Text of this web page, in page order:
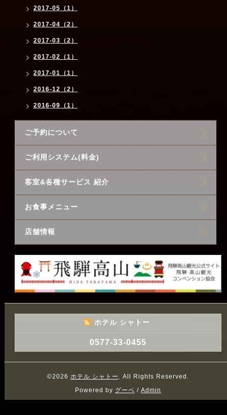
2017-05（1）
2017-04（2）
2017-03（2）
2017-02（1）
2017-01（1）
2016-12（2）
2016-09（1）
ご予約について
ご利用システム(料金)
客室&各種サービス 紹介
お食事メニュー
店舗情報
ホテル シャトー
0577-33-0455
©2026 ホテル シャトー . All Rights Reserved.
Powered by グーペ / Admin